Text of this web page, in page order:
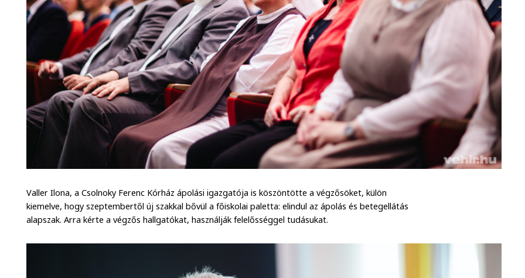
Valler Ilona, a Csolnoky Ferenc Kórház ápolási igazgatója is köszöntötte a végzősöket, külön
kiemelve, hogy szeptembertől új szakkal bővül a főiskolai paletta: elindul az ápolás és betegellátás
alapszak. Arra kérte a végzős hallgatókat, használják felelősséggel tudásukat.